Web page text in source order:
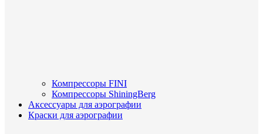
Компрессоры FINI
Компрессоры ShiningBerg
Аксессуары для аэрографии
Краски для аэрографии